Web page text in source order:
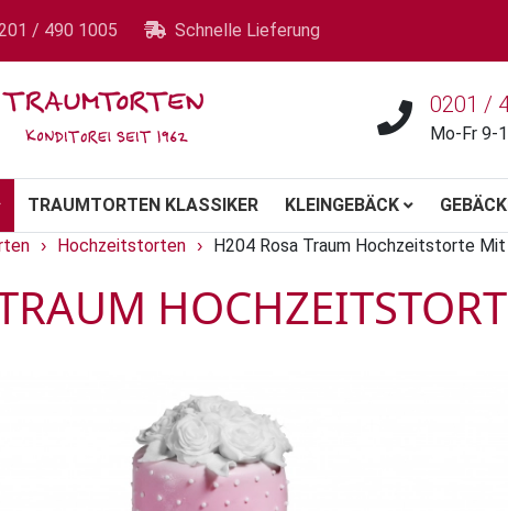
/ 490 1005 Schnelle Lieferung
0201 /
Mo-Fr 9-
TRAUMTORTEN KLASSIKER KLEINGEBÄCK
› Hochzeitstorten › H204 Rosa Traum Hochzeitstorte